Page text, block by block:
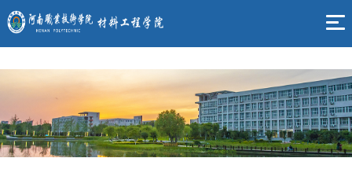
yl6809永利(集团)有限公司官网